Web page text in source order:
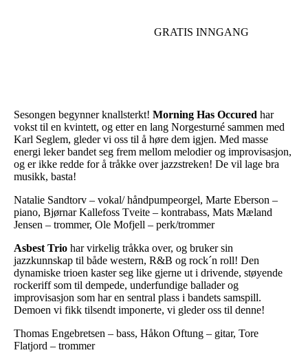
GRATIS INNGANG
Sesongen begynner knallsterkt! Morning Has Occured har
vokst til en kvintett, og etter en lang Norgesturné sammen med
Karl Seglem, gleder vi oss til å høre dem igjen. Med masse
energi leker bandet seg frem mellom melodier og improvisasjon,
og er ikke redde for å tråkke over jazzstreken! De vil lage bra
musikk, basta!
Natalie Sandtorv – vokal/ håndpumpeorgel, Marte Eberson –
piano, Bjørnar Kallefoss Tveite – kontrabass, Mats Mæland
Jensen – trommer, Ole Mofjell – perk/trommer
Asbest Trio har virkelig tråkka over, og bruker sin
jazzkunnskap til både western, R&B og rock´n roll! Den
dynamiske trioen kaster seg like gjerne ut i drivende, støyende
rockeriff som til dempede, underfundige ballader og
improvisasjon som har en sentral plass i bandets samspill.
Demoen vi fikk tilsendt imponerte, vi gleder oss til denne!
Thomas Engebretsen – bass, Håkon Oftung – gitar, Tore
Flatjord – trommer